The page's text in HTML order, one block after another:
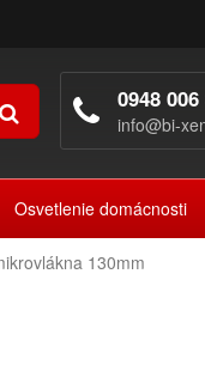
0948 006
info@bi-
Osvetlenie domácnosti
130mm